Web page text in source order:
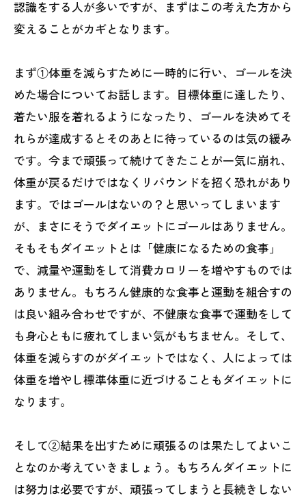
認識をする人が多いですが、まずはこの考えた方から
変えることがカギとなります。
まず①体重を減らすために一時的に行い、ゴールを決
めた場合についてお話します。目標体重に達したり、
着たい服を着れるようになったり、ゴールを決めてそ
れらが達成するとそのあとに待っているのは気の緩み
です。今まで頑張って続けてきたことが一気に崩れ、
体重が戻るだけではなくリバウンドを招く恐れがあり
ます。ではゴールはないの？と思いってしまいます
が、まさにそうでダイエットにゴールはありません。
そもそもダイエットとは「健康になるための食事」
で、減量や運動をして消費カロリーを増やすものでは
ありません。もちろん健康的な食事と運動を組合すの
は良い組み合わせですが、不健康な食事で運動をして
も身心ともに疲れてしまい気がもちません。そして、
体重を減らすのがダイエットではなく、人によっては
体重を増やし標準体重に近づけることもダイエットに
なります。
そして②結果を出すために頑張るのは果たしてよいこ
となのか考えていきましょう。もちろんダイエットに
は努力は必要ですが、頑張ってしまうと長続きしない